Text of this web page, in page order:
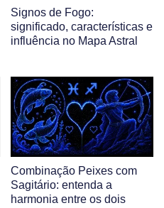
Signos de Fogo:
significado, características e
influência no Mapa Astral
Combinação Peixes com
Sagitário: entenda a
harmonia entre os dois